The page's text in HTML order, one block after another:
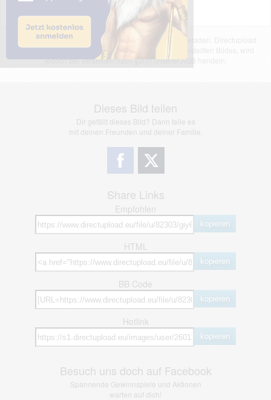
Das dargestellte Bild wurde von einem Nutzer hochgeladen. Directupload
übernimmt keinerlei Haftung für den Inhalt des dargestellten Bildes, wird
jedoch bei Verstößen nach §2(3) unserer AGB handeln.
Dieses Bild teilen
Dir gefällt dieses Bild? Dann teile es
mit deinen Freunden und deiner Familie.
Share Links
Empfohlen
kopieren
HTML
kopieren
BB Code
kopieren
Hotlink
kopieren
Besuch uns doch auf Facebook
Spannende Gewinnspiele und Aktionen
warten auf dich!